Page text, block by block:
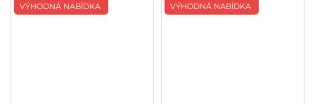
VÝHODNÁ NABÍDKA VÝHODNÁ NABÍDKA